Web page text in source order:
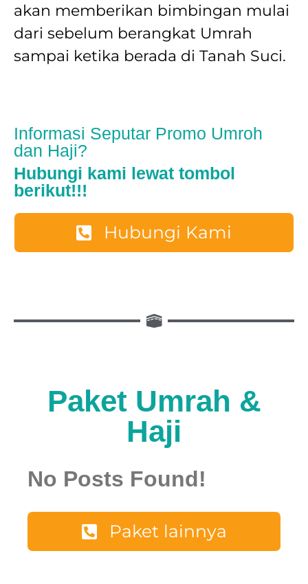
akan memberikan bimbingan mulai
dari sebelum berangkat Umrah
sampai ketika berada di Tanah Suci.
Informasi Seputar Promo Umroh
dan Haji?
Hubungi kami lewat tombol
berikut!!!
Hubungi Kami
Paket Umrah &
Haji
No Posts Found!
Paket lainnya